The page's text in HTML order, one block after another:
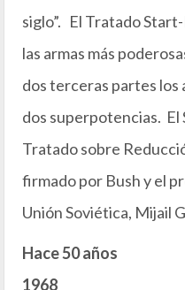
siglo”. El Tratado
las armas más
dos terceras partes los
dos superpotencias. El
Tratado sobre
firmado por Bush y el
Unión Soviética, Mijail
Hace 50 años
1968